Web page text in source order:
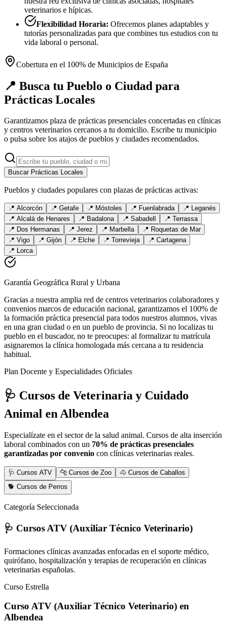
veterinarios e hípicas.
Flexibilidad Horaria: Ofrecemos planes adaptables y
tutorías personalizadas para que combines tus estudios con tu
vida laboral o personal.
Cobertura en el 100% de Municipios de España
📍 Busca tu Pueblo o Ciudad para
Prácticas Locales
Garantizamos plaza de prácticas presenciales concertadas en clínicas
y centros veterinarios cercanos a tu domicilio. Escribe tu municipio
o pulsa sobre los atajos de pueblos y ciudades recomendados.
Buscar Prácticas Locales
Pueblos y ciudades populares con plazas de prácticas activas:
📍 Alcorcón 📍 Getafe 📍 Móstoles 📍 Fuenlabrada 📍 Leganés
📍 Alcalá de Henares 📍 Badalona 📍 Sabadell 📍 Terrassa
📍 Dos Hermanas 📍 Jerez 📍 Marbella 📍 Roquetas de Mar
📍 Vigo 📍 Gijón 📍 Elche 📍 Torrevieja 📍 Cartagena
📍 Lorca
Garantía Geográfica Rural y Urbana
Gracias a nuestra amplia red de centros veterinarios colaboradores y
convenios marcos de educación nacional, garantizamos el 100% de
la formación práctica presencial para todos nuestros alumnos, vivas
en una gran ciudad o en un pueblo de provincia. Si no localizas tu
pueblo en el buscador, no te preocupes: al formalizar tu matrícula
asignaremos la clínica homologada más cercana a tu residencia
habitual.
Plan Docente y Especialidades Oficiales
🩺 Cursos de Veterinaria y Cuidado
Animal en Albendea
Especialízate en el sector de la salud animal. Cursos de alta inserción
laboral combinados con un 70% de prácticas presenciales
garantizadas por convenio con clínicas veterinarias reales.
🩺 Cursos ATV 🐆 Cursos de Zoo
🐴 Cursos de Caballos
🐕 Cursos de Perros
Categoría Seleccionada
🩺 Cursos ATV (Auxiliar Técnico Veterinario)
Formaciones clínicas avanzadas enfocadas en el soporte médico,
quirófano, hospitalización y terapias de recuperación en clínicas
veterinarias españolas.
Curso Estrella
Curso ATV (Auxiliar Técnico Veterinario) en
Albendea